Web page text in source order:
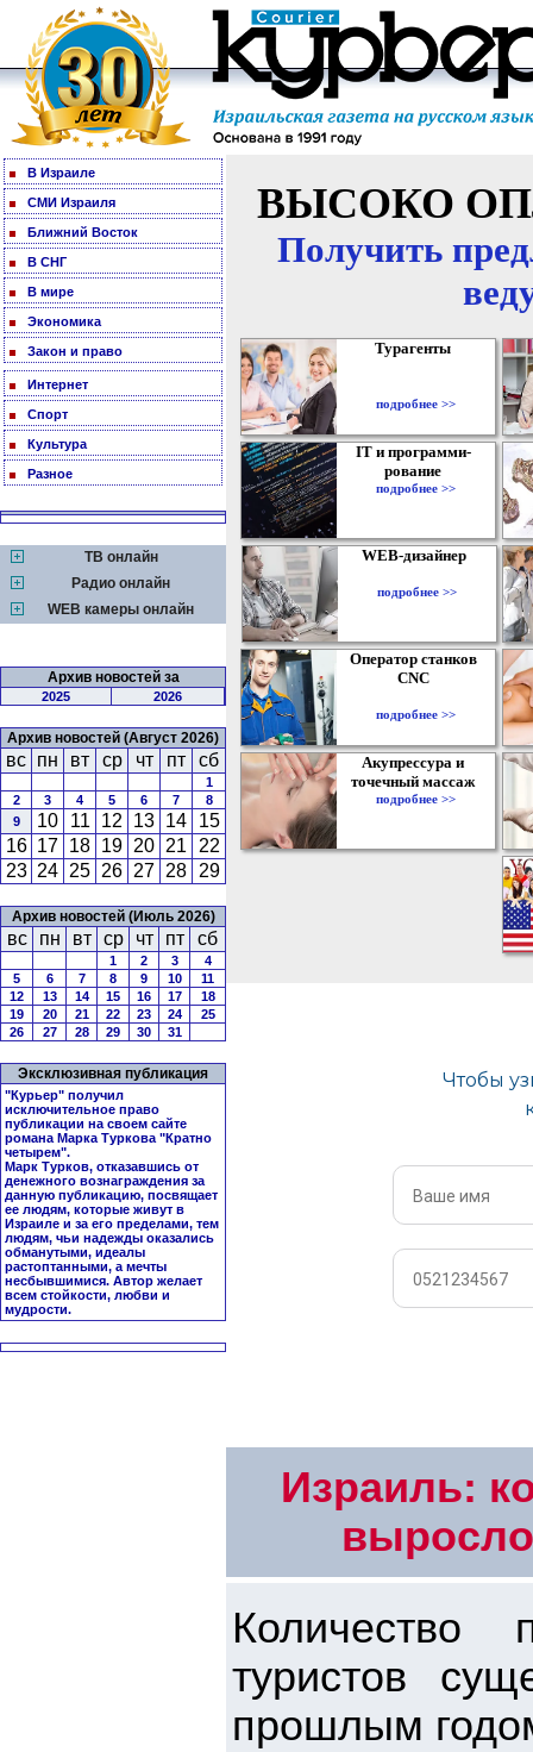
В Израиле
СМИ Израиля
Ближний Восток
В СНГ
В мире
Экономика
Закон и право
Интернет
Спорт
Культура
Разное
ТВ онлайн
Радио онлайн
WEB камеры онлайн
Архив новостей за
2025 2026
Архив новостей (Август 2026)
вс пн вт ср чт пт сб
1
2
3 4 5 6 7
8
9
10 11 12 13 14
15
16 17 18 19 20 21
22
23 24 25 26 27 28 29
Архив новостей (Июль 2026)
вс пн вт ср чт пт сб
1 2 3
4
5
6 7 8 9 10
11
12
13 14 15 16 17
18
19
20 21 22 23 24
25
26
27 28 29 30 31
Эксклюзивная публикация
"Курьер" получил
исключительное право
публикации на своем сайте
романа Марка Туркова "Кратно
четырем".
Марк Турков, отказавшись от
денежного вознаграждения за
данную публикацию, посвящает
ее людям, которые живут в
Израиле и за его пределами, тем
людям, чьи надежды оказались
обманутыми, идеалы
растоптанными, а мечты
несбывшимися. Автор желает
всем стойкости, любви и
мудрости.
ВЫСОКО
Получить
Турагенты
подробнее >>
IT и программи-
рование
подробнее >>
WEB-дизайнер
подробнее >>
Оператор станков
CNC
подробнее >>
Акупрессура и
точечный массаж
подробнее >>
Израиль:
Количество
туристов
прошлым